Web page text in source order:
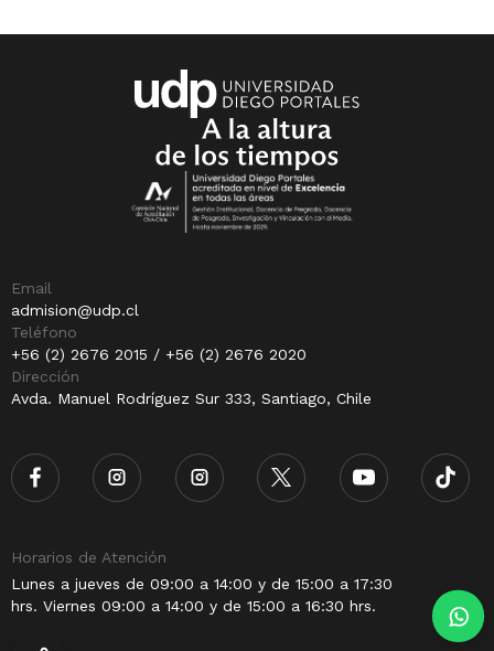
Email
admision@udp.cl
Teléfono
+56 (2) 2676 2015 / +56 (2) 2676 2020
Dirección
Avda. Manuel Rodríguez Sur 333, Santiago, Chile
Horarios de Atención
Lunes a jueves de 09:00 a 14:00 y de 15:00 a 17:30
hrs. Viernes 09:00 a 14:00 y de 15:00 a 16:30 hrs.